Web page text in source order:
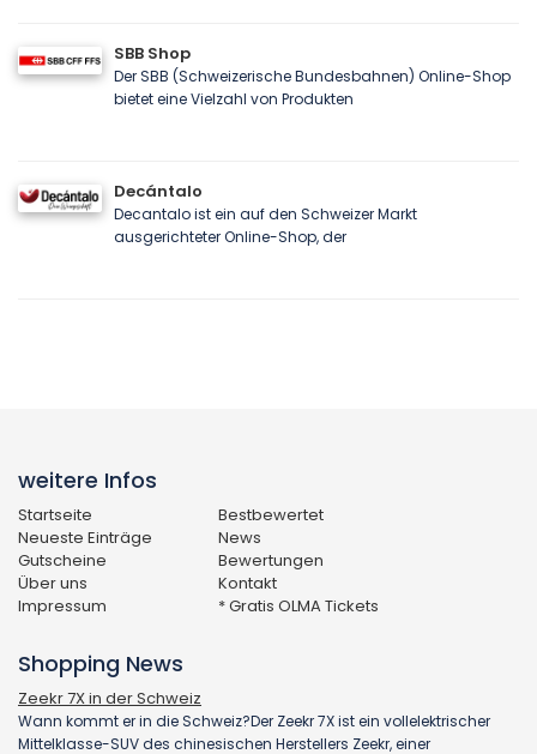
SBB Shop
Der SBB (Schweizerische Bundesbahnen) Online-Shop
bietet eine Vielzahl von Produkten
Decántalo
Decantalo ist ein auf den Schweizer Markt
ausgerichteter Online-Shop, der
weitere Infos
Startseite
Bestbewertet
Neueste Einträge
News
Gutscheine
Bewertungen
Über uns
Kontakt
Impressum
* Gratis OLMA Tickets
Shopping News
Zeekr 7X in der Schweiz
Wann kommt er in die Schweiz?Der Zeekr 7X ist ein vollelektrischer
Mittelklasse-SUV des chinesischen Herstellers Zeekr, einer